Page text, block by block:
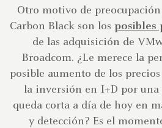
Otro motivo de
Carbon Black son los posibles
de las adquisición de
Broadcom. ¿Le merece la
posible aumento de los
la inversión en I+D por una
queda corta a día de hoy en
y detección? Es el